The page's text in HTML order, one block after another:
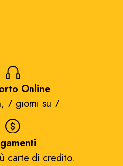
Online
7 giorni su 7​
carte di credito.​